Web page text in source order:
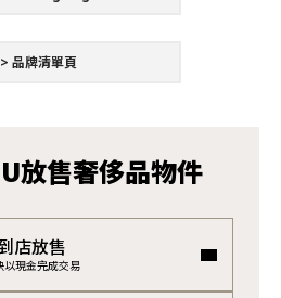
> 品牌清單頁
放售奢侈品物件
店放售
以現金完成交易